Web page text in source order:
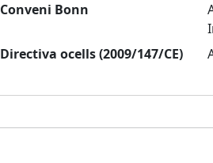
Conveni Bonn
Directiva ocells (2009/147/CE)